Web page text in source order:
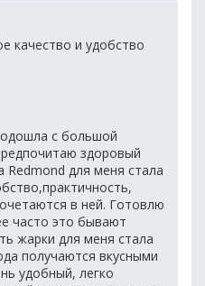
качество и удобство
с большой
здоровый
для меня стала
в ней. Готовлю
часто это бывают
жарки для меня стала
получаются вкусными
удобный, легко